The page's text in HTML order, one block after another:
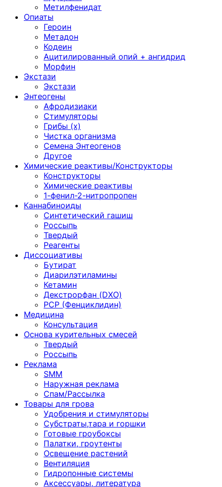
Метилфенидат
Опиаты
Героин
Метадон
Кодеин
Ацитилированный опий + ангидрид
Морфин
Экстази
Экстази
Энтеогены
Афродизиаки
Стимуляторы
Грибы (х)
Чистка организма
Семена Энтеогенов
Другое
Химические реактивы/Конструкторы
Конструкторы
Химические реактивы
1-фенил-2-нитропропен
Каннабиноиды
Синтетический гашиш
Россыпь
Твердый
Реагенты
Диссоциативы
Бутират
Диарилэтиламины
Кетамин
Декстрорфан (DXO)
PCP (Фенциклидин)
Медицина
Консультация
Основа курительных смесей
Твердый
Россыпь
Реклама
SMM
Наружная реклама
Спам/Рассылка
Товары для грова
Удобрения и стимуляторы
Субстраты,тара и горшки
Готовые гроубоксы
Палатки, гроутенты
Освещение растений
Вентиляция
Гидропонные системы
Аксессуары, литература